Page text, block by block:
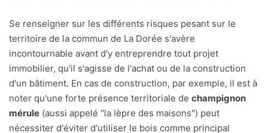
Se renseigner sur les différents risques pesant sur le
territoire de la commun de La Dorée s'avère
incontournable avant d'y entreprendre tout projet
immobilier, qu'il s'agisse de l'achat ou de la construction
d'un bâtiment. En cas de construction, par exemple, il est à
noter qu'une forte présence territoriale de champignon
mérule (aussi appelé "la lèpre des maisons") peut
nécessiter d'éviter d'utiliser le bois comme principal